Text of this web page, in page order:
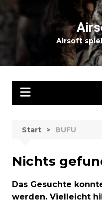
Inhalt
springen
Airsoft
Start BUFU
Nichts
Das Gesuchte
werden. Vielleicht